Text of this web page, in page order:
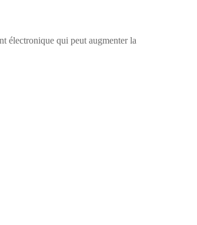
électronique qui peut augmenter la